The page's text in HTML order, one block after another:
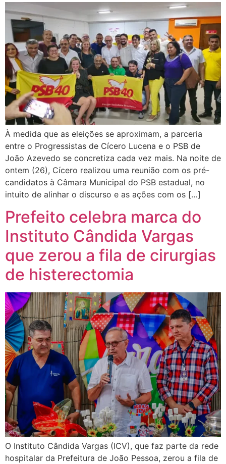
À medida que as eleições se aproximam, a parceria
entre o Progressistas de Cícero Lucena e o PSB de
João Azevedo se concretiza cada vez mais. Na noite de
ontem (26), Cícero realizou uma reunião com os pré-
candidatos à Câmara Municipal do PSB estadual, no
intuito de alinhar o discurso e as ações com os […]
Prefeito celebra marca do
Instituto Cândida Vargas
que zerou a fila de cirurgias
de histerectomia
O Instituto Cândida Vargas (ICV), que faz parte da rede
hospitalar da Prefeitura de João Pessoa, zerou a fila de